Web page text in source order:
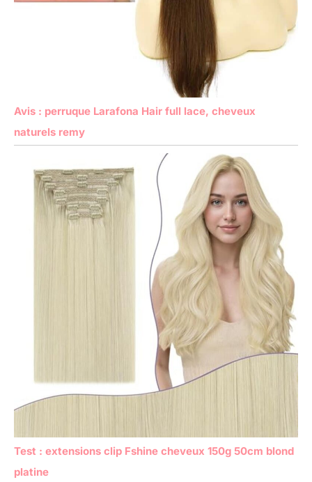
Avis : perruque Larafona Hair full lace, cheveux
naturels remy
Test : extensions clip Fshine cheveux 150g 50cm blond
platine